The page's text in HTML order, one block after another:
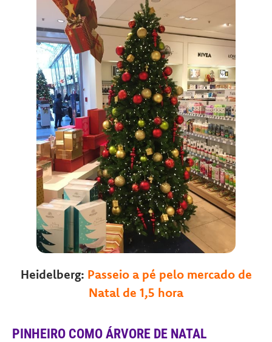
Heidelberg: Passeio a pé pelo mercado de
Natal de 1,5 hora
PINHEIRO COMO ÁRVORE DE NATAL